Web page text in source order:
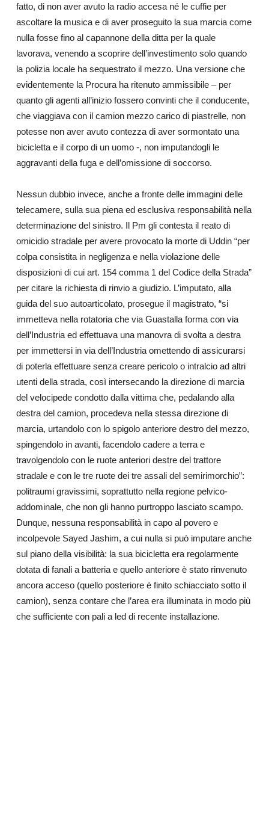
fatto, di non aver avuto la radio accesa né le cuffie per
ascoltare la musica e di aver proseguito la sua marcia come
nulla fosse fino al capannone della ditta per la quale
lavorava, venendo a scoprire dell’investimento solo quando
la polizia locale ha sequestrato il mezzo. Una versione che
evidentemente la Procura ha ritenuto ammissibile – per
quanto gli agenti all’inizio fossero convinti che il conducente,
che viaggiava con il camion mezzo carico di piastrelle, non
potesse non aver avuto contezza di aver sormontato una
bicicletta e il corpo di un uomo -, non imputandogli le
aggravanti della fuga e dell’omissione di soccorso.
Nessun dubbio invece, anche a fronte delle immagini delle
telecamere, sulla sua piena ed esclusiva responsabilità nella
determinazione del sinistro. Il Pm gli contesta il reato di
omicidio stradale per avere provocato la morte di Uddin “per
colpa consistita in negligenza e nella violazione delle
disposizioni di cui art. 154 comma 1 del Codice della Strada”
per citare la richiesta di rinvio a giudizio. L’imputato, alla
guida del suo autoarticolato, prosegue il magistrato, “si
immetteva nella rotatoria che via Guastalla forma con via
dell’Industria ed effettuava una manovra di svolta a destra
per immettersi in via dell’Industria omettendo di assicurarsi
di poterla effettuare senza creare pericolo o intralcio ad altri
utenti della strada, così intersecando la direzione di marcia
del velocipede condotto dalla vittima che, pedalando alla
destra del camion, procedeva nella stessa direzione di
marcia, urtandolo con lo spigolo anteriore destro del mezzo,
spingendolo in avanti, facendolo cadere a terra e
travolgendolo con le ruote anteriori destre del trattore
stradale e con le tre ruote dei tre assali del semirimorchio”:
politraumi gravissimi, soprattutto nella regione pelvico-
addominale, che non gli hanno purtroppo lasciato scampo.
Dunque, nessuna responsabilità in capo al povero e
incolpevole Sayed Jashim, a cui nulla si può imputare anche
sul piano della visibilità: la sua bicicletta era regolarmente
dotata di fanali a batteria e quello anteriore è stato rinvenuto
ancora acceso (quello posteriore è finito schiacciato sotto il
camion), senza contare che l’area era illuminata in modo più
che sufficiente con pali a led di recente installazione.